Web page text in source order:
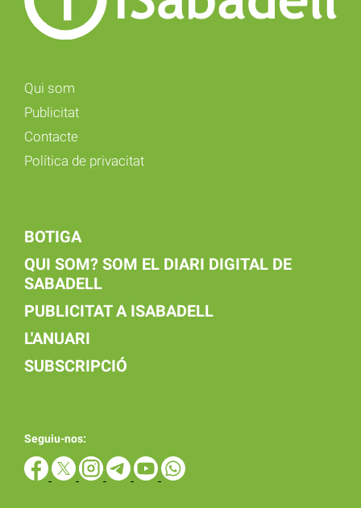
Qui som
Publicitat
Contacte
Política de privacitat
BOTIGA
QUI SOM? SOM EL DIARI DIGITAL DE
SABADELL
PUBLICITAT A ISABADELL
L'ANUARI
SUBSCRIPCIÓ
Seguiu-nos: